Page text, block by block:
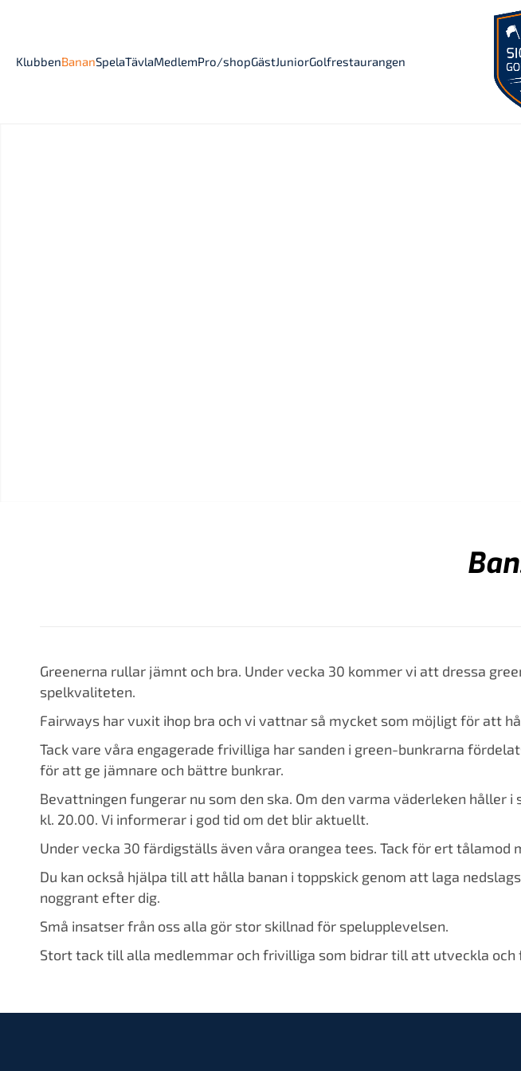
KlubbenBananSpelaTävlaMedlemPro/shopGästJuniorGolfrestaurangen
Greenerna rullar jämnt och bra. Under vecka 30 kommer vi att dressa
spelkvaliteten.
Fairways har vuxit ihop bra och vi vattnar så mycket som möjligt för att
Tack vare våra engagerade frivilliga har sanden i green-bunkrarna
för att ge jämnare och bättre bunkrar.
Bevattningen fungerar nu som den ska. Om den varma väderleken
kl. 20.00. Vi informerar i god tid om det blir aktuellt.
Under vecka 30 färdigställs även våra orangea tees. Tack för ert tålamod
Du kan också hjälpa till att hålla banan i toppskick genom att laga
noggrant efter dig.
Små insatser från oss alla gör stor skillnad för spelupplevelsen.
Stort tack till alla medlemmar och frivilliga som bidrar till att utveckla